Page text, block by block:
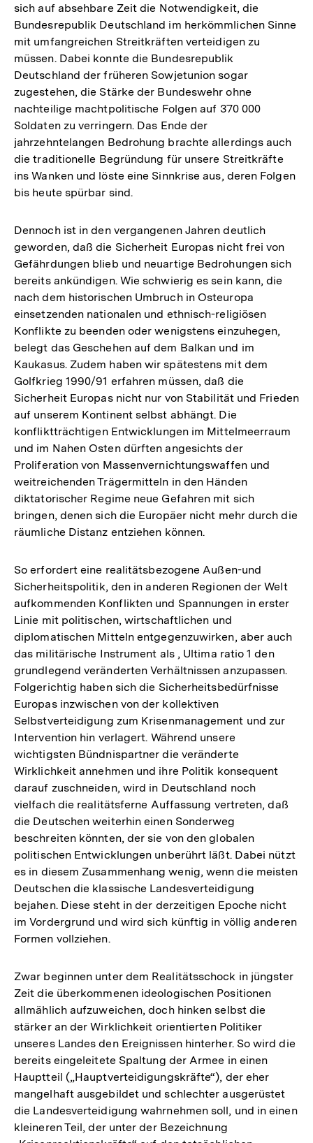
sich auf absehbare Zeit die Notwendigkeit, die
Bundesrepublik Deutschland im herkömmlichen Sinne
mit umfangreichen Streitkräften verteidigen zu
müssen. Dabei konnte die Bundesrepublik
Deutschland der früheren Sowjetunion sogar
zugestehen, die Stärke der Bundeswehr ohne
nachteilige machtpolitische Folgen auf 370 000
Soldaten zu verringern. Das Ende der
jahrzehntelangen Bedrohung brachte allerdings auch
die traditionelle Begründung für unsere Streitkräfte
ins Wanken und löste eine Sinnkrise aus, deren Folgen
bis heute spürbar sind.
Dennoch ist in den vergangenen Jahren deutlich
geworden, daß die Sicherheit Europas nicht frei von
Gefährdungen blieb und neuartige Bedrohungen sich
bereits ankündigen. Wie schwierig es sein kann, die
nach dem historischen Umbruch in Osteuropa
einsetzenden nationalen und ethnisch-religiösen
Konflikte zu beenden oder wenigstens einzuhegen,
belegt das Geschehen auf dem Balkan und im
Kaukasus. Zudem haben wir spätestens mit dem
Golfkrieg 1990/91 erfahren müssen, daß die
Sicherheit Europas nicht nur von Stabilität und Frieden
auf unserem Kontinent selbst abhängt. Die
konfliktträchtigen Entwicklungen im Mittelmeerraum
und im Nahen Osten dürften angesichts der
Proliferation von Massenvernichtungswaffen und
weitreichenden Trägermitteln in den Händen
diktatorischer Regime neue Gefahren mit sich
bringen, denen sich die Europäer nicht mehr durch die
räumliche Distanz entziehen können.
So erfordert eine realitätsbezogene Außen-und
Sicherheitspolitik, den in anderen Regionen der Welt
aufkommenden Konflikten und Spannungen in erster
Linie mit politischen, wirtschaftlichen und
diplomatischen Mitteln entgegenzuwirken, aber auch
das militärische Instrument als , Ultima ratio 1 den
grundlegend veränderten Verhältnissen anzupassen.
Folgerichtig haben sich die Sicherheitsbedürfnisse
Europas inzwischen von der kollektiven
Selbstverteidigung zum Krisenmanagement und zur
Intervention hin verlagert. Während unsere
wichtigsten Bündnispartner die veränderte
Wirklichkeit annehmen und ihre Politik konsequent
darauf zuschneiden, wird in Deutschland noch
vielfach die realitätsferne Auffassung vertreten, daß
die Deutschen weiterhin einen Sonderweg
beschreiten könnten, der sie von den globalen
politischen Entwicklungen unberührt läßt. Dabei nützt
es in diesem Zusammenhang wenig, wenn die meisten
Deutschen die klassische Landesverteidigung
bejahen. Diese steht in der derzeitigen Epoche nicht
im Vordergrund und wird sich künftig in völlig anderen
Formen vollziehen.
Zwar beginnen unter dem Realitätsschock in jüngster
Zeit die überkommenen ideologischen Positionen
allmählich aufzuweichen, doch hinken selbst die
stärker an der Wirklichkeit orientierten Politiker
unseres Landes den Ereignissen hinterher. So wird die
bereits eingeleitete Spaltung der Armee in einen
Hauptteil („Hauptverteidigungskräfte“), der eher
mangelhaft ausgebildet und schlechter ausgerüstet
die Landesverteidigung wahrnehmen soll, und in einen
kleineren Teil, der unter der Bezeichnung